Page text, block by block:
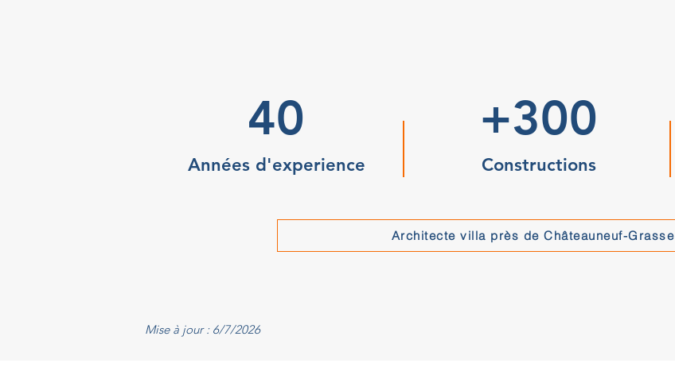
40
Années d'experience
+300
Constructions
Architecte villa près de Châteauneuf-Grasse
Mise à jour : 6/7/2026